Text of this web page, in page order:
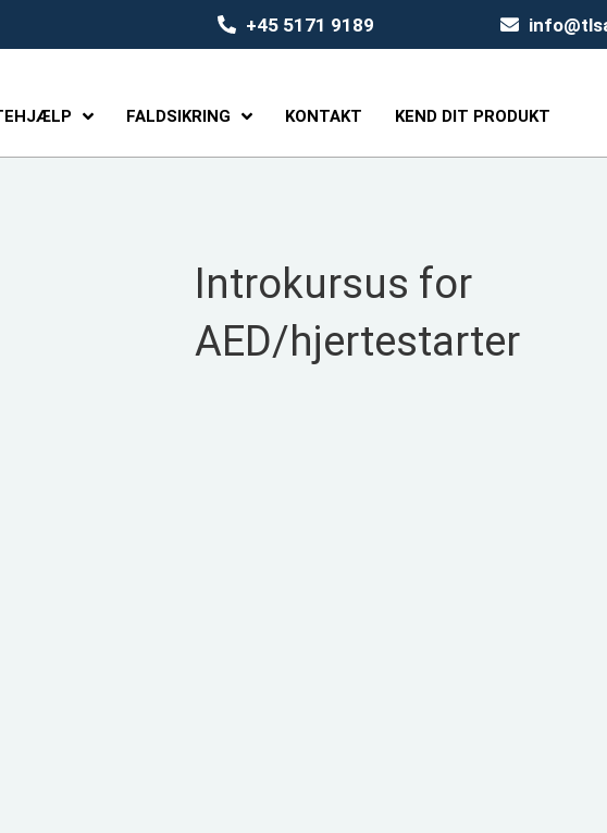
+45 5171 9189
FALDSIKRING KONTAKT KEND DIT PRODUKT
Introkursus for
AED/hjertestarter